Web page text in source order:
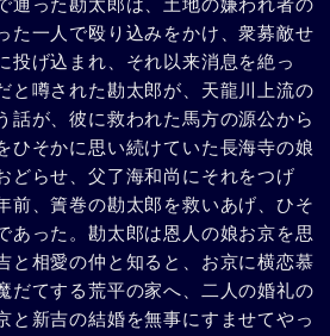
通った勘太郎は、土地の嫌われ者の
た一人で殴り込みをかけ、衆募敵せ
投げ込まれ、それ以来消息を絶っ
と噂された勘太郎が、天龍川上流の
話が、彼に救われた馬方の源公から
ひそかに思い続けていた長海寺の娘
どらせ、父了海和尚にそれをつげ
前、簀巻の勘太郎を救いあげ、ひそ
あった。勘太郎は恩人の娘お京を思
と相愛の仲と知ると、お京に横恋慕
だてする荒平の家へ、二人の婚礼の
と新吉の結婚を無事にすませてやっ